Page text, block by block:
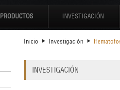
PRODUCTOS INVESTIGACIÓN
Inicio Investigación
INVESTIGACIÓN